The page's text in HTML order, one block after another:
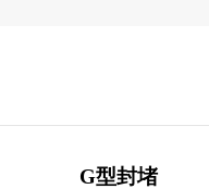
G型封堵